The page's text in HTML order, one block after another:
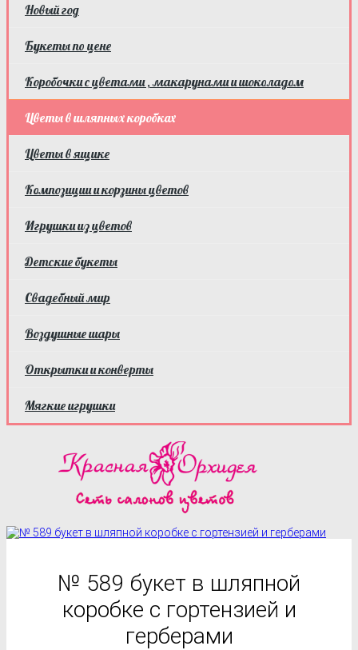
Новый год
Букеты по цене
Коробочки с цветами , макарунами и шоколадом
Цветы в шляпных коробках
Цветы в ящике
Композиции и корзины цветов
Игрушки из цветов
Детские букеты
Свадебный мир
Воздушные шары
Открытки и конверты
Мягкие игрушки
№ 589 букет в шляпной
коробке с гортензией и
герберами